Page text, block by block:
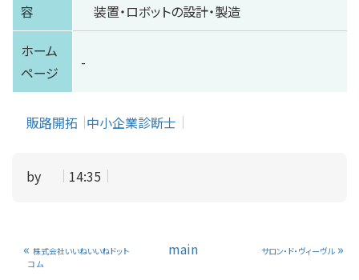
容
装置・ロボットの設計・製造
ホーム
ページ
-
販路開拓 中小企業診断士
by 14:35
« 株式会社いいねいいねドット
コム
main サロン・ド・ヴィーヴル»